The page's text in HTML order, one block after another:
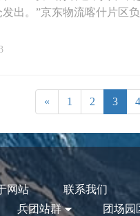
出。”京东物流喀什片区
« 1 2 3 4
网站 联系我们
兵团站群
团场园